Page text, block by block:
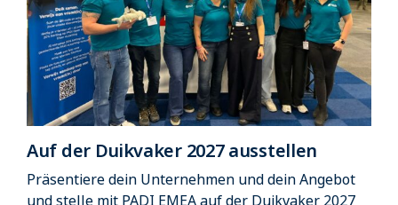
Auf der Duikvaker 2027 ausstellen
Präsentiere dein Unternehmen und dein Angebot
und stelle mit PADI EMEA auf der Duikvaker 2027